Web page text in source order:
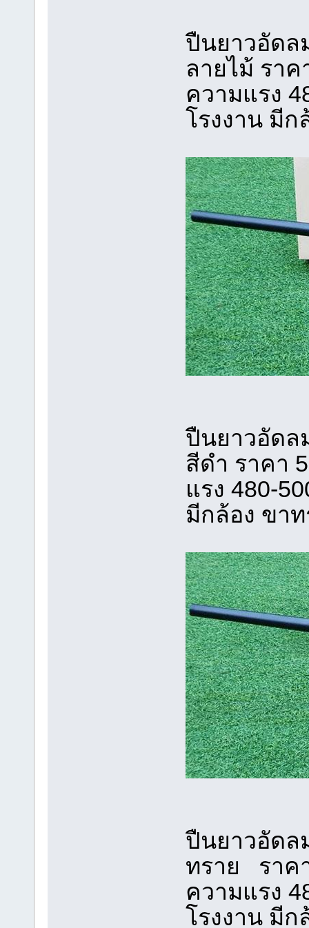
ปืนยาวอัดล
ลายไม้ ราค
ความแรง
โรงงาน มี
ปืนยาวอัดล
สีดำ ราคา
แรง 480-
มีกล้อง ขา
ปืนยาวอัดล
ทราย ราค
ความแรง
โรงงาน มี